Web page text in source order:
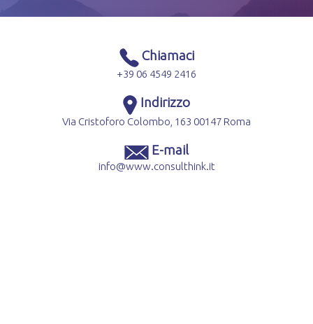
Chiamaci
+39 06 4549 2416
Indirizzo
Via Cristoforo Colombo, 163 00147 Roma
E-mail
info@www.consulthink.it